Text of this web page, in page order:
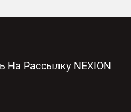
На Рассылку NEXION